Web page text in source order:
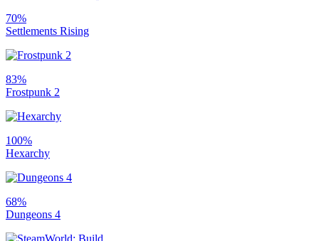
70%
Settlements Rising
83%
Frostpunk 2
100%
Hexarchy
68%
Dungeons 4